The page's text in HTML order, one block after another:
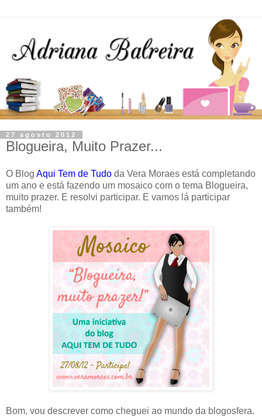
27 agosto 2012
Blogueira, Muito Prazer...
O Blog Aqui Tem de Tudo da Vera Moraes está completando
um ano e está fazendo um mosaico com o tema Blogueira,
muito prazer. E resolvi participar. E vamos lá participar
também!
Bom, vou descrever como cheguei ao mundo da blogosfera.